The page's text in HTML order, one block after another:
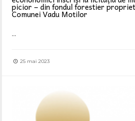
picior – din fondul forestier
Comunei Vadu Moților
...
25 mai 2023